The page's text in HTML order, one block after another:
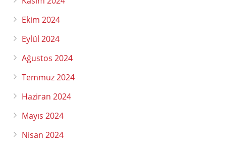
Ekim 2024
Eylül 2024
Ağustos 2024
Temmuz 2024
Haziran 2024
Mayıs 2024
Nisan 2024